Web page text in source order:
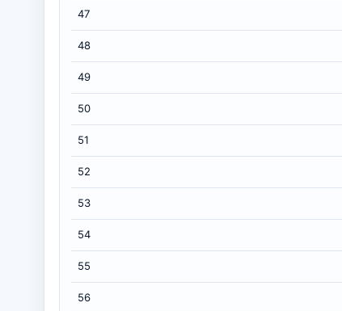
47
48
49
50
51
52
53
54
55
56